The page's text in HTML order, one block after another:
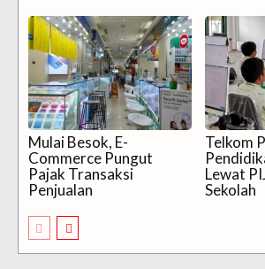
Mulai Besok, E-
Commerce Pungut
Pajak Transaksi
Penjualan
Telkom
Lewat
Sekolah